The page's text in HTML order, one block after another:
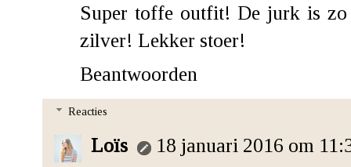
Super toffe outfit! De jurk is
zilver! Lekker stoer!
Beantwoorden
Reacties
Loïs
18 januari 2016 om